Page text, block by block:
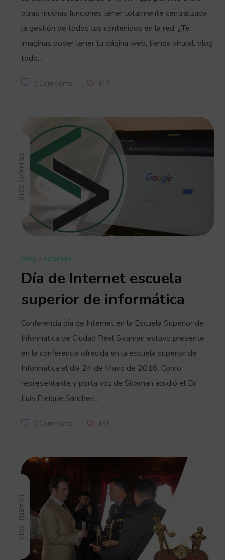
otras muchas funciones tener totalmente centralizada
la gestión de todos tus contenidos en la red. ¿Te
imaginas poder tener tu página web, tienda virtual, blog
todo...
412
0 Comments
25 MAYO 2016
blog sicaman
Día de Internet escuela
superior de informática
Conferencia día de Internet en la Escuela Superior de
Informática de Ciudad Real Sicaman estuvo presente
en la conferencia ofrecida en la escuela superior de
Informática el día 24 de Mayo de 2016. Como
representante y porta voz de Sicaman acudió el Dr.
Luis Enrique Sánchez...
433
0 Comments
10 ABRIL 2014